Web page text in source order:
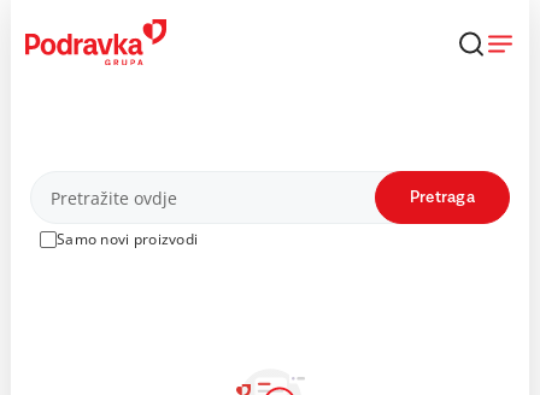
content
Proizvodi
Samo novi proizvodi
Pretraga